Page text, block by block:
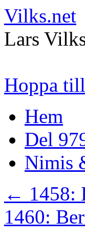
Vilks.net
Lars
Hoppa
Hem
Del
Nimis
← 1458:
1460: